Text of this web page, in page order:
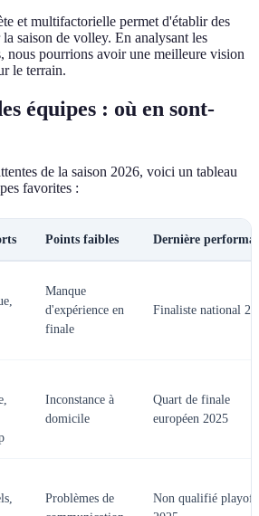
et multifactorielle permet d'établir des
saison de volley. En analysant les
nous pourrions avoir une meilleure vision
le terrain.
équipes : où en sont-
de la saison 2026, voici un tableau
favorites :
Points faibles Dernière
Manque
d'expérience en
finale
Finaliste national
Inconstance à
domicile
Quart de finale
européen 2025
Problèmes de
Non qualifié